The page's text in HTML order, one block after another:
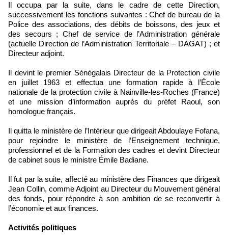
Il occupa par la suite, dans le cadre de cette Direction,
successivement les fonctions suivantes : Chef de bureau de la
Police des associations, des débits de boissons, des jeux et
des secours ; Chef de service de l’Administration générale
(actuelle Direction de l’Administration Territoriale – DAGAT) ; et
Directeur adjoint.
Il devint le premier Sénégalais Directeur de la Protection civile
en juillet 1963 et effectua une formation rapide à l’École
nationale de la protection civile à Nainville-les-Roches (France)
et une mission d’information auprès du préfet Raoul, son
homologue français.
Il quitta le ministère de l’Intérieur que dirigeait Abdoulaye Fofana,
pour rejoindre le ministère de l’Enseignement technique,
professionnel et de la Formation des cadres et devint Directeur
de cabinet sous le ministre Émile Badiane.
Il fut par la suite, affecté au ministère des Finances que dirigeait
Jean Collin, comme Adjoint au Directeur du Mouvement général
des fonds, pour répondre à son ambition de se reconvertir à
l’économie et aux finances.
Activités politiques